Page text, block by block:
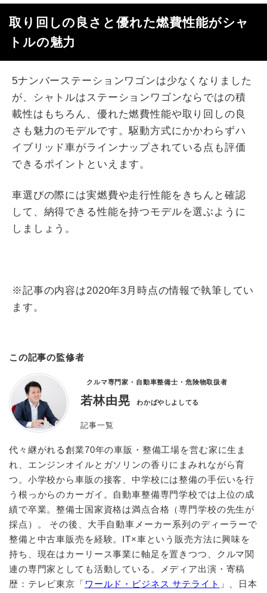
取り回しの良さと優れた燃費性能がシャ
トルの魅力
5ナンバーステーションワゴンは少なくなりました
が、シャトルはステーションワゴンならではの積
載性はもちろん、優れた燃費性能や取り回しの良
さも魅力のモデルです。駆動方式にかかわらずハ
イブリッド車がラインナップされている点も評価
できるポイントといえます。
車選びの際には実燃費や走行性能をきちんと確認
して、納得できる性能を持つモデルを選ぶように
しましょう。
※記事の内容は2020年3月時点の情報で執筆してい
ます。
この記事の監修者
クルマ専門家・自動車整備士・危険物取扱者
若林由晃 わかばやしよしてる
記事一覧
代々継がれる創業70年の車販・整備工場を営む家に生ま
れ、エンジンオイルとガソリンの香りにまみれながら育
つ。小学校から車販の接客、中学校には整備の手伝いを行
う根っからのカーガイ。自動車整備専門学校では上位の成
績で卒業。整備士国家資格は満点合格（専門学校の先生が
採点）。 その後、大手自動車メーカー系列のディーラーで
整備と中古車販売を経験。IT×車という販売方法に興味を
持ち、現在はカーリース事業に軸足を置きつつ、クルマ関
連の専門家としても活動している。メディア出演・寄稿
歴：テレビ東京「 ワールド・ビジネス サテライト 」、日本